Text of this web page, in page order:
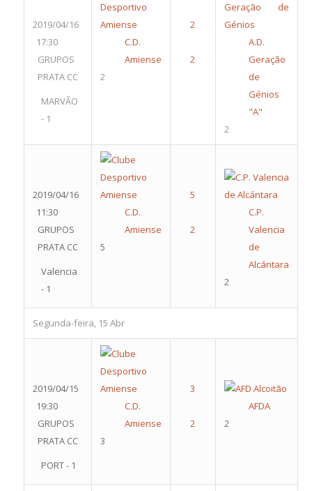
2019/04/16
17:30
GRUPOS
PRATA CC
MARVÃO
- 1
C.D.
Amiense
2
A.D.
Geração
de
Génios
"A"
2
2019/04/16
11:30
GRUPOS
PRATA CC
Valencia
- 1
C.D.
Amiense
5
C.P.
Valencia
de
Alcántara
2
Segunda-feira, 15 Abr
2019/04/15
19:30
GRUPOS
PRATA CC
PORT - 1
C.D.
Amiense
3
AFDA
2